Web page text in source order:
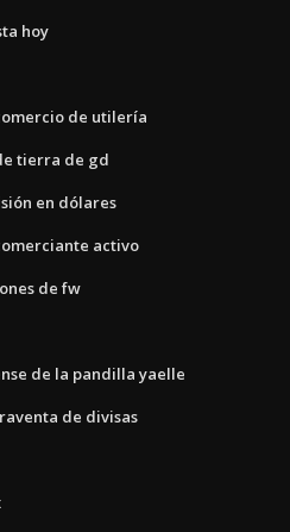
hoy
de utilería
tierra de gd
en dólares
activo
de fw
de la pandilla yaelle
de divisas